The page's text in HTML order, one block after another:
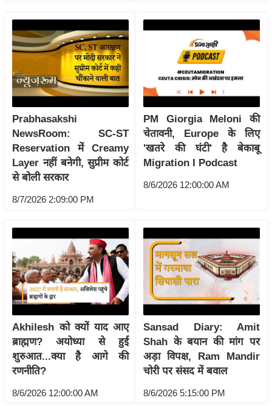
त्रा
ले
श
न
शि
प
रा
ज
ति
वि
श्ले
ष
ण
स
म
सा
म
यि
क
मा
Prabhasakshi
NewsRoom: SC-ST
Reservation में Creamy
Layer नहीं बनेगी, सुप्रीम कोर्ट
से बोली सरकार
8/7/2026 2:09:00 PM
PM Giorgia Meloni की
चेतावनी, Europe के लिए
'खतरे की घंटी' है बेकाबू
Migration I Podcast
8/6/2026 12:00:00 AM
Akhilesh को क्यों याद आए
ब्राह्मण? अयोध्या से हुई
शुरुआत...क्या है आगे की
रणनीति?
8/6/2026 12:00:00 AM
Sansad Diary: Amit
Shah के बयान की मांग पर
अड़ा विपक्ष, Ram Mandir
चोरी पर संसद में बवाल
8/6/2026 5:15:00 PM